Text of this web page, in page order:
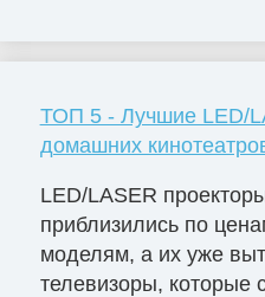
ТОП 5 - Лучшие LED/
домашних
LED/LASER
приблизились по
моделям, а их уже
телевизоры, которые